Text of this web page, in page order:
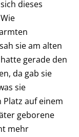
dieses
sie am alten
gerade den
da gab sie
sie
auf einem
geborene
mehr